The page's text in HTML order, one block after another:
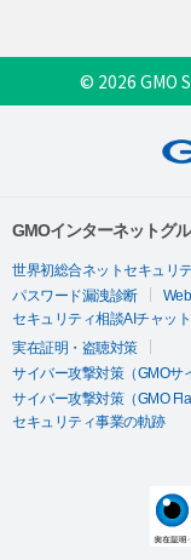
© 2026 GMO